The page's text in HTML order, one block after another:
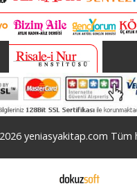
yeniasyakitap.com Tüm